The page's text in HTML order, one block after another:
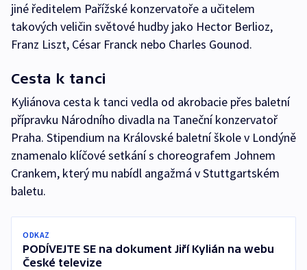
jiné ředitelem Pařížské konzervatoře a učitelem
takových veličin světové hudby jako Hector Berlioz,
Franz Liszt, César Franck nebo Charles Gounod.
Cesta k tanci
Kyliánova cesta k tanci vedla od akrobacie přes baletní
přípravku Národního divadla na Taneční konzervatoř
Praha. Stipendium na Královské baletní škole v Londýně
znamenalo klíčové setkání s choreografem Johnem
Crankem, který mu nabídl angažmá v Stuttgartském
baletu.
ODKAZ
PODÍVEJTE SE na dokument Jiří Kylián na webu
České televize